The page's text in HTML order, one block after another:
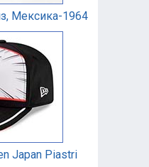
Мексика-1964
Japan Piastri